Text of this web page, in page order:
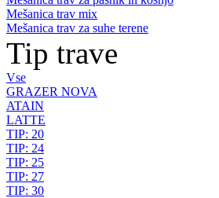
Mešanica trav mix
Mešanica trav za suhe terene
Tip trave
Vse
GRAZER NOVA
ATAIN
LATTE
TIP: 20
TIP: 24
TIP: 25
TIP: 27
TIP: 30